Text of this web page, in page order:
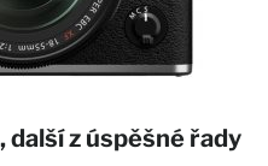
další z úspěšné řady